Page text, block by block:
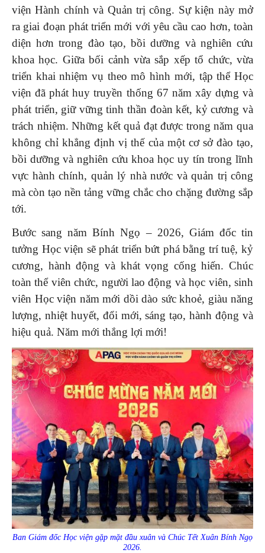
viện Hành chính và Quản trị công. Sự kiện này mở
ra giai đoạn phát triển mới với yêu cầu cao hơn, toàn
diện hơn trong đào tạo, bồi dưỡng và nghiên cứu
khoa học. Giữa bối cảnh vừa sắp xếp tổ chức, vừa
triển khai nhiệm vụ theo mô hình mới, tập thể Học
viện đã phát huy truyền thống 67 năm xây dựng và
phát triển, giữ vững tinh thần đoàn kết, kỷ cương và
trách nhiệm. Những kết quả đạt được trong năm qua
không chỉ khẳng định vị thế của một cơ sở đào tạo,
bồi dưỡng và nghiên cứu khoa học uy tín trong lĩnh
vực hành chính, quản lý nhà nước và quản trị công
mà còn tạo nền tảng vững chắc cho chặng đường sắp
tới.
Bước sang năm Bính Ngọ – 2026, Giám đốc tin
tưởng Học viện sẽ phát triển bứt phá bằng trí tuệ, kỷ
cương, hành động và khát vọng cống hiến. Chúc
toàn thể viên chức, người lao động và học viên, sinh
viên Học viện năm mới dồi dào sức khoẻ, giàu năng
lượng, nhiệt huyết, đổi mới, sáng tạo, hành động và
hiệu quả. Năm mới thắng lợi mới!
Ban Giám đốc Học viện gặp mặt đầu xuân và Chúc Tết Xuân Bính Ngọ
2026.